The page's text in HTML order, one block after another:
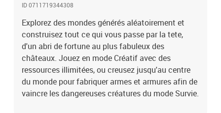
ID 0711719344308
Explorez des mondes générés aléatoirement et
construisez tout ce qui vous passe par la tete,
d'un abri de fortune au plus fabuleux des
châteaux. Jouez en mode Créatif avec des
ressources illimitées, ou creusez jusqu'au centre
du monde pour fabriquer armes et armures afin de
vaincre les dangereuses créatures du mode Survie.